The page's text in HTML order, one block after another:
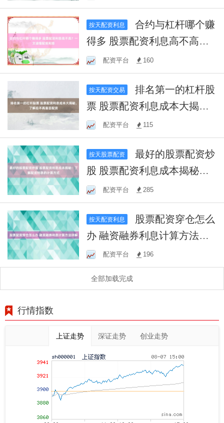
与收益解析
按天配资利息
合约与杠杆哪个赚
得多 股票配资利息高不高？
一文读懂配资利息
配资平台 160
按天配资交易
排名第一的杠杆股
票 股票配资利息成本大揭
秘，了解后不再盲目配资
配资平台 115
按天股票配资
最好的股票配资炒
股 股票配资利息成本揭秘：
了解配资利息的计算方式
配资平台 285
按天配资利息
办 融资融券利息计算方法详
解
配资平台 196
全部加载完成
行情指数
上证走势 深证走势 创业走势